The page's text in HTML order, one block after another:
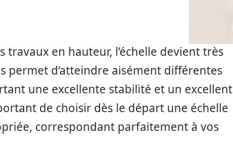
travaux en hauteur, l’échelle devient très
d’atteindre aisément différentes
une excellente stabilité et un excellent
de choisir dès le départ une échelle
correspondant parfaitement à vos